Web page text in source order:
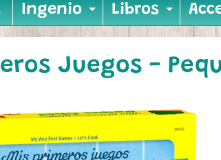
Ingenio Expand
Libros
Juegos -